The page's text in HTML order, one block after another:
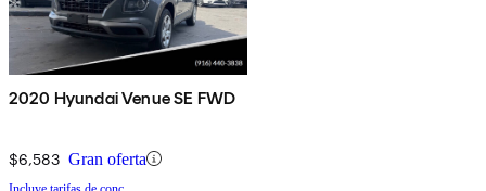
2020 Hyundai Venue SE FWD
$6,583 Gran oferta